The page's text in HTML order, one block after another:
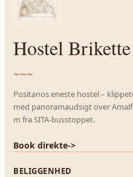
Hostel Brikette
~~~
Positanos eneste hostel –
med panoramaudsigt over
m fra SITA-busstoppet.
Book direkte->
BELIGGENHED